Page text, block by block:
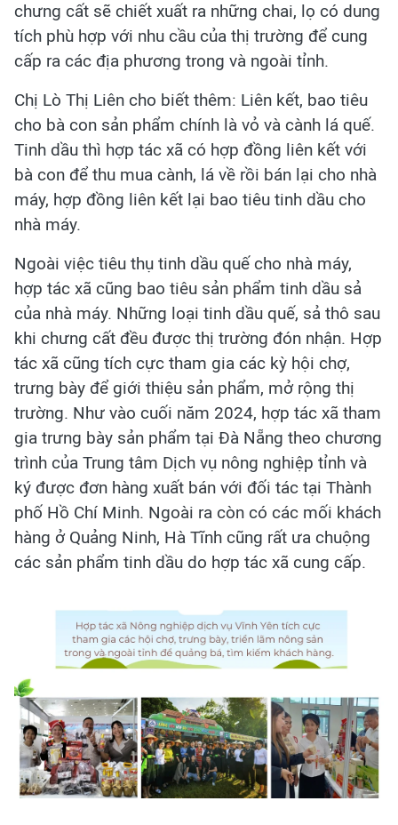
chưng cất sẽ chiết xuất ra những chai, lọ có dung
tích phù hợp với nhu cầu của thị trường để cung
cấp ra các địa phương trong và ngoài tỉnh.
Chị Lò Thị Liên cho biết thêm: Liên kết, bao tiêu
cho bà con sản phẩm chính là vỏ và cành lá quế.
Tinh dầu thì hợp tác xã có hợp đồng liên kết với
bà con để thu mua cành, lá về rồi bán lại cho nhà
máy, hợp đồng liên kết lại bao tiêu tinh dầu cho
nhà máy.
Ngoài việc tiêu thụ tinh dầu quế cho nhà máy,
hợp tác xã cũng bao tiêu sản phẩm tinh dầu sả
của nhà máy. Những loại tinh dầu quế, sả thô sau
khi chưng cất đều được thị trường đón nhận. Hợp
tác xã cũng tích cực tham gia các kỳ hội chợ,
trưng bày để giới thiệu sản phẩm, mở rộng thị
trường. Như vào cuối năm 2024, hợp tác xã tham
gia trưng bày sản phẩm tại Đà Nẵng theo chương
trình của Trung tâm Dịch vụ nông nghiệp tỉnh và
ký được đơn hàng xuất bán với đối tác tại Thành
phố Hồ Chí Minh. Ngoài ra còn có các mối khách
hàng ở Quảng Ninh, Hà Tĩnh cũng rất ưa chuộng
các sản phẩm tinh dầu do hợp tác xã cung cấp.